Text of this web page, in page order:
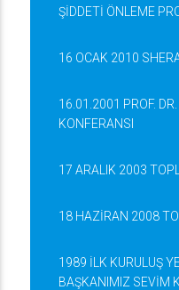
ŞİDDETİ ÖNLEME
16 OCAK 2010
16.01.2001 PROF.
KONFERANSI
17 ARALIK 2003
18 HAZİRAN 2008
1989 İLK KURULUŞ
BAŞKANIMIZ SEVİM